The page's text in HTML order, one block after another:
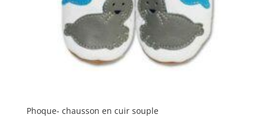
Phoque- chausson en cuir souple